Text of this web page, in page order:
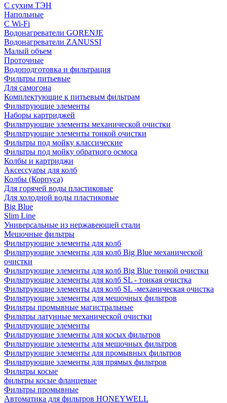
С сухим ТЭН
Напольные
С Wi-Fi
Водонагреватели GORENJE
Водонагреватели ZANUSSI
Малый объем
Проточные
Водоподготовка и фильтрация
Фильтры питьевые
Для самогона
Комплектующие к питьевым фильтрам
Фильтрующие элементы
Наборы картриджей
Фильтрующие элементы механической очистки
Фильтрующие элементы тонкой очистки
Фильтры под мойку классические
Фильтры под мойку обратного осмоса
Колбы и картриджи
Аксессуары для колб
Колбы (Корпуса)
Для горячей воды пластиковые
Для холодной воды пластиковые
Big Blue
Slim Line
Универсальные из нержавеющей стали
Мешочные фильтры
Фильтрующие элементы для колб
Фильтрующие элементы для колб Big Blue механической
очистки
Фильтрующие элементы для колб Big Blue тонкой очистки
Фильтрующие элементы для колб SL - тонкая очистка
Фильтрующие элементы для колб SL -механическая очистка
Фильтрующие элементы для мешочных фильтров
Фильтры промывные магистральные
Фильтры латунные механической очистки
Фильтрующие элементы
Фильтрующие элементы для косых фильтров
Фильтрующие элементы для мешочных фильтров
Фильтрующие элементы для промывных фильтров
Фильтрующие элементы для прямых фильтров
Фильтры косые
фильтры косые фланцевые
Фильтры промывные
Автоматика для фильтров HONEYWELL